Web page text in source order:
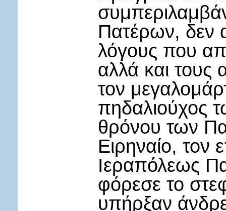
Πατέρων, δεν
λόγους που
αλλά και τους
τον
πηδαλιούχος
θρόνου των
Ειρηναίο, τον
Ιεραπόλεως
φόρεσε το
υπήρξαν